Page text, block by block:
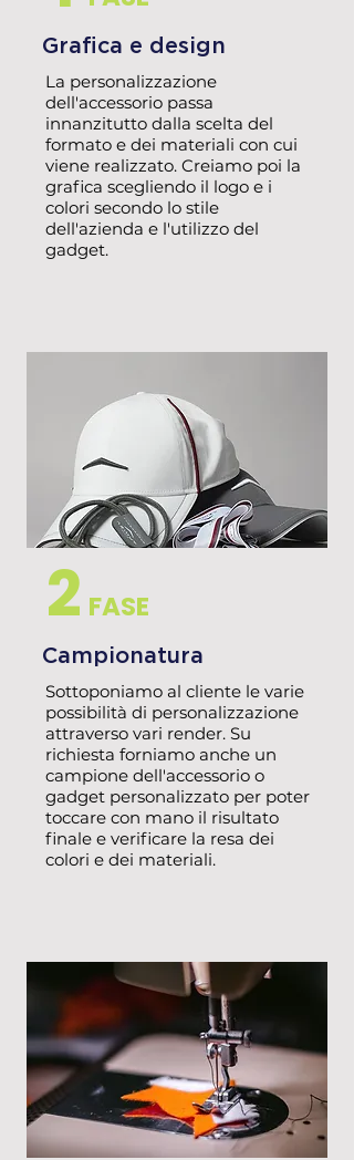
Grafica e design
La personalizzazione
dell'accessorio passa
innanzitutto dalla scelta del
formato e dei materiali con cui
viene realizzato. Creiamo poi la
grafica scegliendo il logo e i
colori secondo lo stile
dell'azienda e l'utilizzo del
gadget.
2 FASE
Campionatura
Sottoponiamo al cliente le varie
possibilità di personalizzazione
attraverso vari render. Su
richiesta forniamo anche un
campione dell'accessorio o
gadget personalizzato per poter
toccare con mano il risultato
finale e verificare la resa dei
colori e dei materiali.